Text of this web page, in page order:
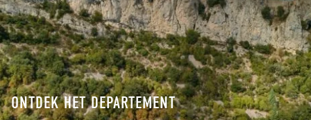
ONTDEK HET DEPARTEMENT